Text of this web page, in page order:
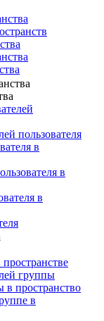
пользователя
в
в
в
группы
в пространство
в